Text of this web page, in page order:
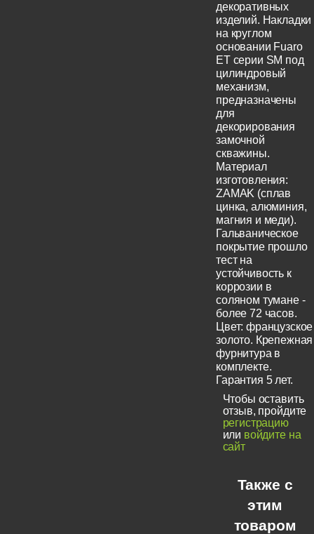
декоративных
изделий. Накладки
на круглом
основании Fuaro
ET серии SM под
цилиндровый
механизм,
предназначены
для
декорирования
замочной
скважины.
Материал
изготовления:
ZAMAK (сплав
цинка, алюминия,
магния и меди).
Гальваническое
покрытие прошло
тест на
устойчивость к
коррозии в
соляном тумане -
более 72 часов.
Цвет: французское
золото. Крепежная
фурнитура в
комплекте.
Гарантия 5 лет.
Чтобы оставить
отзыв, пройдите
регистрацию
или войдите на
сайт
Также с
этим
товаром